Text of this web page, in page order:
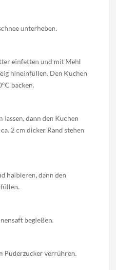
unterheben.
einfetten und mit Mehl
hineinfüllen. Den Kuchen
backen.
lassen, dann den Kuchen
2 cm dicker Rand stehen
halbieren, dann den
begießen.
Puderzucker verrühren.